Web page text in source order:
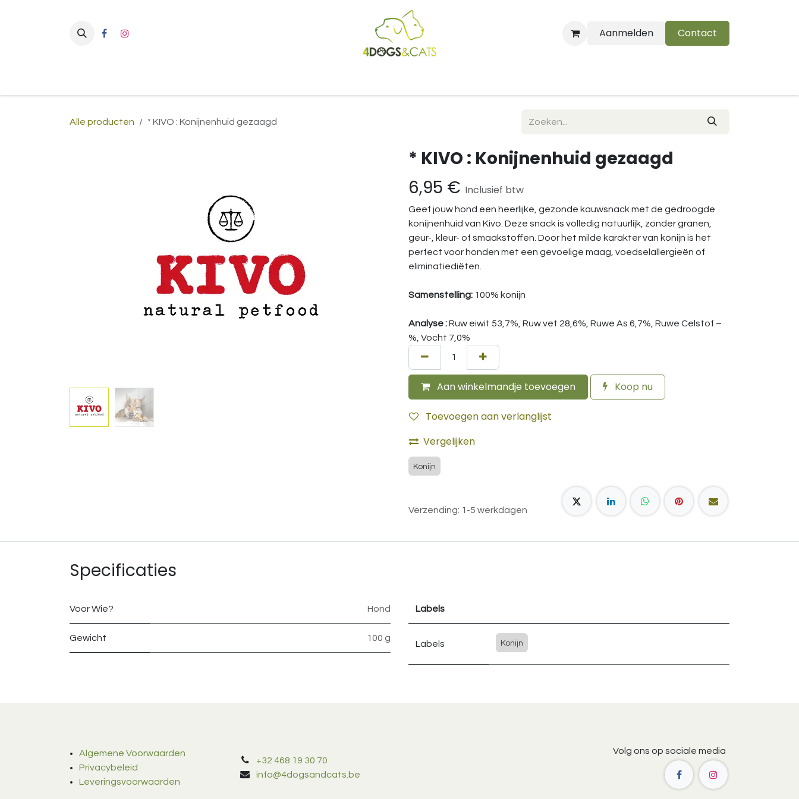
Aanmelden
Contact
Alle producten * KIVO : Konijnenhuid gezaagd
* KIVO : Konijnenhuid gezaagd
6,95 € Inclusief btw
Geef jouw hond een heerlijke, gezonde kauwsnack met de gedroogde
konijnenhuid van Kivo. Deze snack is volledig natuurlijk, zonder granen,
geur-, kleur- of smaakstoffen. Door het milde karakter van konijn is het
perfect voor honden met een gevoelige maag, voedselallergieën of
eliminatiediëten.
Samenstelling: 100% konijn
Analyse :Ruw eiwit 53,7%, Ruw vet 28,6%, Ruwe As 6,7%, Ruwe Celstof –
%, Vocht 7,0%
Aan winkelmandje toevoegen Koop nu
Toevoegen aan verlanglijst
Vergelijken
Konijn
Verzending: 1-5 werkdagen
Specificaties
Voor Wie? Hond
Gewicht 100 g
Labels
Labels Konijn
Algemene Voorwaarden
Privacybeleid
Leveringsvoorwaarden
+32 468 19 30 70
info@4dogsandcats.be
Volg ons op sociale media